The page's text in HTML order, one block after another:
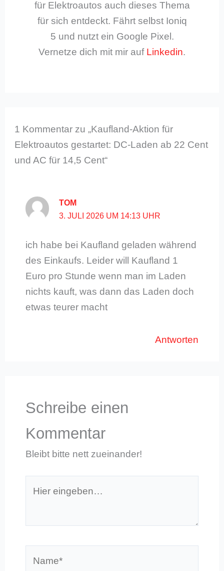
für Elektroautos auch dieses Thema
für sich entdeckt. Fährt selbst Ioniq
5 und nutzt ein Google Pixel.
Vernetze dich mit mir auf Linkedin.
1 Kommentar zu „Kaufland-Aktion für
Elektroautos gestartet: DC-Laden ab 22 Cent
und AC für 14,5 Cent“
TOM
3. JULI 2026 UM 14:13 UHR
ich habe bei Kaufland geladen während
des Einkaufs. Leider will Kaufland 1
Euro pro Stunde wenn man im Laden
nichts kauft, was dann das Laden doch
etwas teurer macht
Antworten
Schreibe einen
Kommentar
Bleibt bitte nett zueinander!
eingeben…